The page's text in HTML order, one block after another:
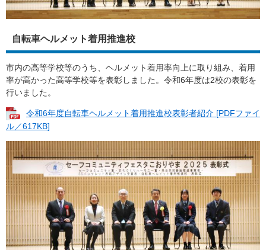
自転車ヘルメット着用推進校
市内の高等学校等のうち、ヘルメット着用率向上に取り組み、着用
率が高かった高等学校等を表彰しました。令和6年度は2校の表彰を
行いました。
令和6年度自転車ヘルメット着用推進校表彰者紹介 [PDFファイ
ル／617KB]